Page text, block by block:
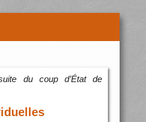
du coup d’État de